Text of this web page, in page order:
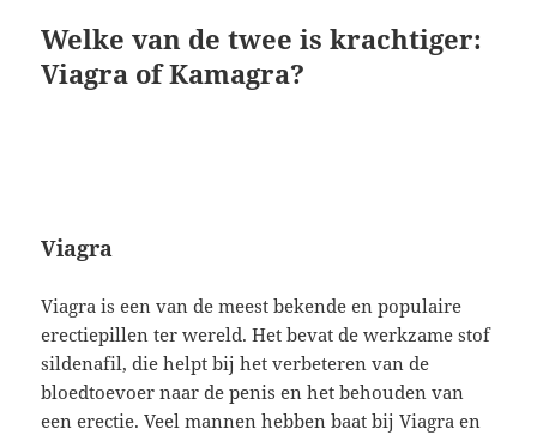
Welke van de twee is krachtiger:
Viagra of Kamagra?
Viagra
Viagra is een van de meest bekende en populaire
erectiepillen ter wereld. Het bevat de werkzame stof
sildenafil, die helpt bij het verbeteren van de
bloedtoevoer naar de penis en het behouden van
een erectie. Veel mannen hebben baat bij Viagra en